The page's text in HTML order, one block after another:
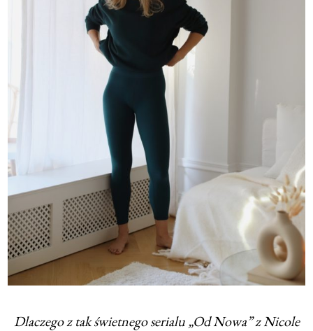
Dlaczego z tak świetnego serialu „Od Nowa” z Nicole